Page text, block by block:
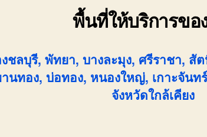
พื้นที่ให้บริการขอ
งชลบุรี, พัทยา, บางละมุง, ศรีราชา,
นทอง, บ่อทอง, หนองใหญ่, เกาะจันท
จังหวัดใกล้เคียง